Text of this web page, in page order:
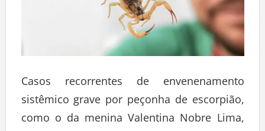
Casos recorrentes de envenenamento
sistêmico grave por peçonha de escorpião,
como o da menina Valentina Nobre Lima,